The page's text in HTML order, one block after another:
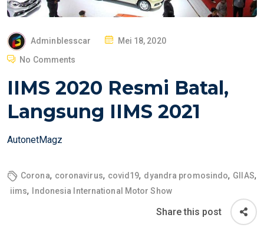
Adminblesscar
P
T
Mei 18, 2020
No Comments
IIMS 2020 Resmi Batal,
Langsung IIMS 2021
AutonetMagz
Corona, coronavirus, covid19, dyandra promosindo, GIIAS,
iims, Indonesia International Motor Show
Share this post